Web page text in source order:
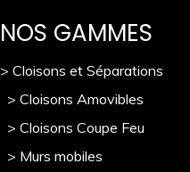
NOS GAMMES
> Cloisons et Séparations
> Cloisons Amovibles
> Cloisons Coupe Feu
> Murs mobiles